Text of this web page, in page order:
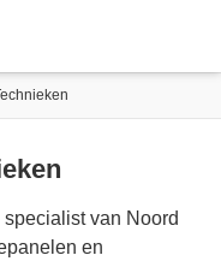
van Noord
en